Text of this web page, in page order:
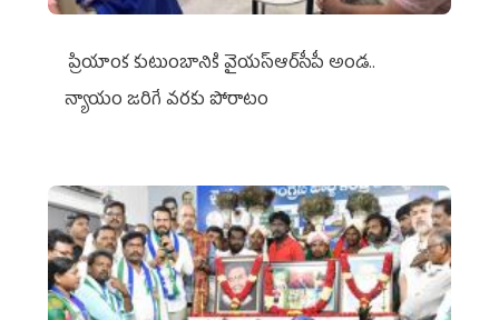
ప్రియాంక కుటుంబానికి వైయ‌స్ఆర్‌సీపీ అండ..
న్యాయం జరిగే వరకు పోరాటం